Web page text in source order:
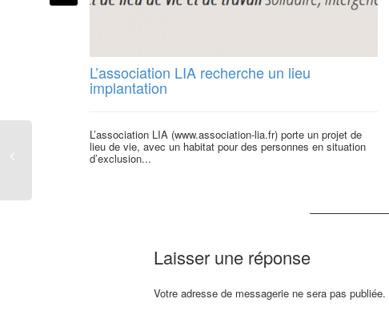
L’association LIA recherche un lieu
implantation
L’association LIA (www.association-lia.fr) porte un projet de
lieu de vie, avec un habitat pour des personnes en situation
d’exclusion...
Laisser une réponse
Votre adresse de messagerie ne sera pas publiée.